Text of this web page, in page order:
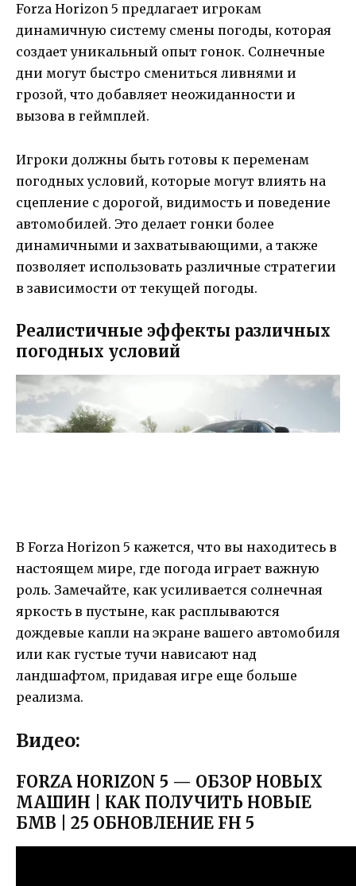
Forza Horizon 5 предлагает игрокам
динамичную систему смены погоды, которая
создает уникальный опыт гонок. Солнечные
дни могут быстро смениться ливнями и
грозой, что добавляет неожиданности и
вызова в геймплей.
Игроки должны быть готовы к переменам
погодных условий, которые могут влиять на
сцепление с дорогой, видимость и поведение
автомобилей. Это делает гонки более
динамичными и захватывающими, а также
позволяет использовать различные стратегии
в зависимости от текущей погоды.
Реалистичные эффекты различных
погодных условий
В Forza Horizon 5 кажется, что вы находитесь в
настоящем мире, где погода играет важную
роль. Замечайте, как усиливается солнечная
яркость в пустыне, как расплываются
дождевые капли на экране вашего автомобиля
или как густые тучи нависают над
ландшафтом, придавая игре еще больше
реализма.
Видео:
FORZA HORIZON 5 — ОБЗОР НОВЫХ
МАШИН | КАК ПОЛУЧИТЬ НОВЫЕ
БМВ | 25 ОБНОВЛЕНИЕ FH 5